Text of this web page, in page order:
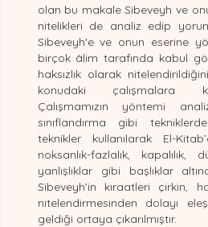
olan bu makale Sibeveyh ve
nitelikleri de analiz edip
Sibeveyh'e ve onun eserine
birçok âlim tarafında kabul
haksızlık olarak
konudaki çalışmalara
Çalışmamızın yöntemi
sınıflandırma gibi
teknikler kullanılarak El-
noksanlık-fazlalık, kapalılık,
yanlışlıklar gibi başlıklar
Sibeveyh’in kıraatleri çirkin,
nitelendirmesinden dolayı
geldiği ortaya çıkarılmıştır.